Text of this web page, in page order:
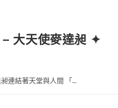
大天使麥達昶 ✦
連結著天堂與人間 「...